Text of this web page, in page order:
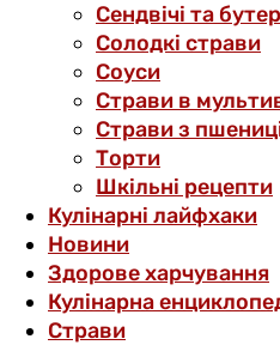
Сендвічі та
Солодкі страви
Соуси
Страви в
Страви з
Торти
Шкільні рецепти
Кулінарні лайфхаки
Новини
Здорове харчування
Кулінарна
Страви